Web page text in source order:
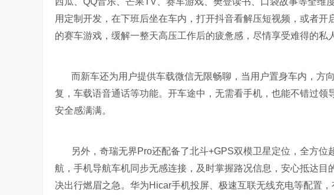
用定制开发，在下班后坐在车内，打开抖音看解压短视频，或者
的赛车游戏，缓解一整天高压工作后的疲惫感，尽情享受难得的私
而新车还为用户提供车载微信无限畅聊，当用户置身车内，方
复，车载语音通话等功能。开车途中，无需看手机，也能不错过领
安全感满满。
另外，奇瑞无界Pro还配备了北斗+GPS双模卫星定位，全方
航，手机导航车机同步无感连接，及时掌握路况信息，安心抵达
决出行燃眉之急。华为Hicar手机投屏、极速互联无线充电等配置